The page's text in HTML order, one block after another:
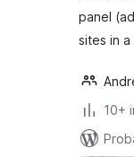
panel
sites in
10+